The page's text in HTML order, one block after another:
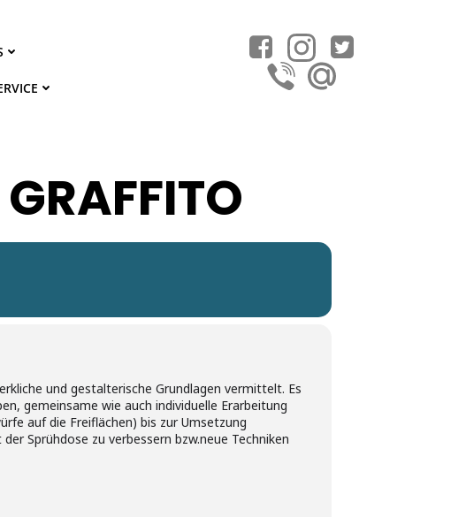
und gestalterische Grundlagen vermittelt. Es
gemeinsame wie auch individuelle Erarbeitung
auf die Freiflächen) bis zur Umsetzung
Sprühdose zu verbessern bzw.neue Techniken